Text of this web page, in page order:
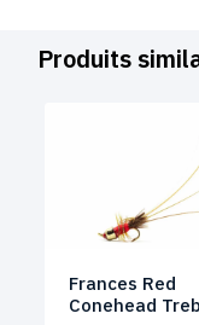
Produits
Frances Red
Conehead